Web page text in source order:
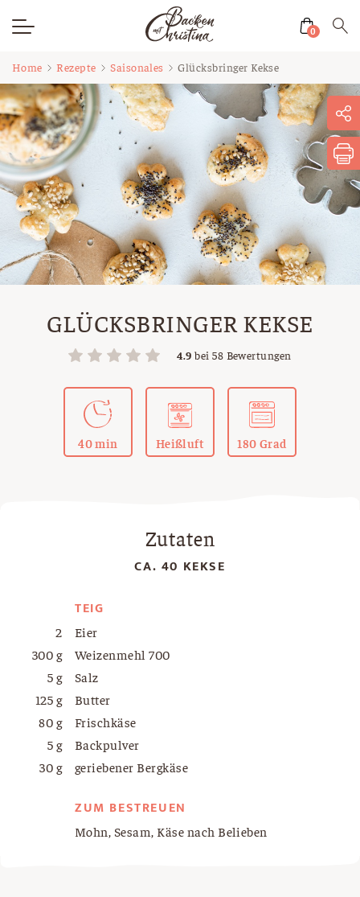
springen
0
Home Rezepte Saisonales Glücksbringer Kekse
GLÜCKSBRINGER KEKSE
4.9 bei58 Bewertungen
40 min Heißluft 180 Grad
Zutaten
CA. 40 KEKSE
TEIG
2
Eier
300 g
Weizenmehl 700
5 g
Salz
125 g
Butter
80 g
Frischkäse
5 g
Backpulver
30 g
geriebener Bergkäse
ZUM BESTREUEN
Mohn, Sesam, Käse nach Belieben